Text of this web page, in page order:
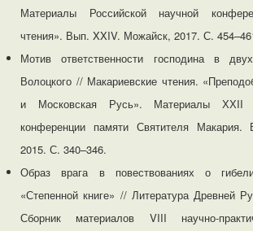
Материалы Российской научной
чтения». Вып. XXIV. Можайск, 2017. С.
Мотив ответственности господина в
Волоцкого // Макариевские чтения.
и Московская Русь». Материалы ХХII
конференции памяти Святителя
2015. С. 340–346.
Образ врага в повествованиях о
«Степенной книге» // Литература Древней
Сборник материалов VIII научно-